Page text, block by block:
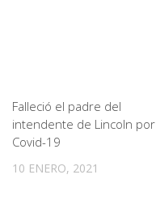
Falleció el padre del
intendente de Lincoln por
Covid-19
10 ENERO, 2021